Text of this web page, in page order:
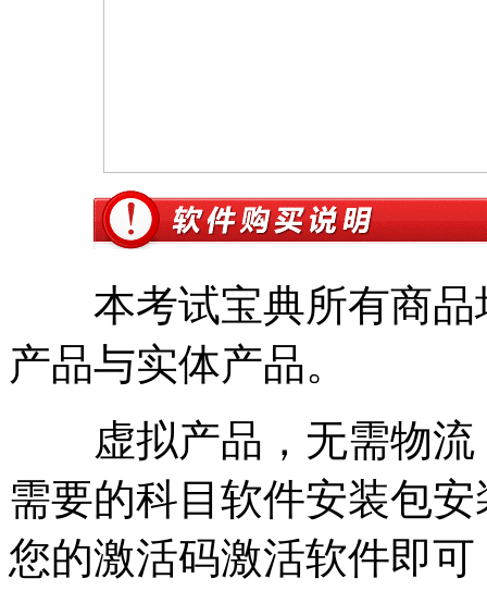
本考试宝典所有商品
产品与实体产品。
虚拟产品，无需物
需要的科目软件安装包
您的激活码激活软件即